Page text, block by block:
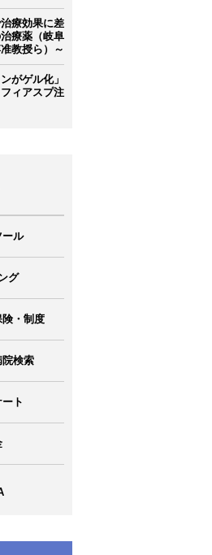
療効果に差
療薬（岐阜
教授ら）～
がゲル化」
ィアスプ注
ール
グ
・制度
検索
ト